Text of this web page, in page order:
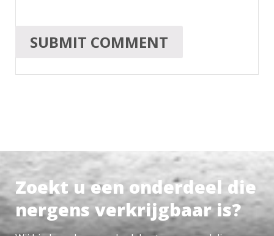
Zoekt u een onderdeel die
nergens verkrijgbaar is?